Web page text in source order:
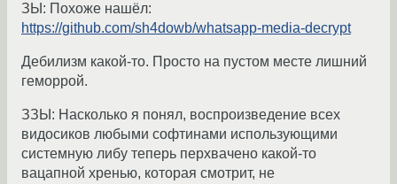
ЗЫ: Похоже нашёл:
https://github.com/sh4dowb/whatsapp-media-decrypt
Дебилизм какой-то. Просто на пустом месте лишний
геморрой.
ЗЗЫ: Насколько я понял, воспроизведение всех
видосиков любыми софтинами использующими
системную либу теперь перхвачено какой-то
вацапной хренью, которая смотрит, не